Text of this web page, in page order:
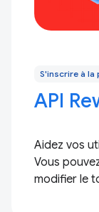
S'inscrire à la
API
Aidez vos
Vous
modifier le